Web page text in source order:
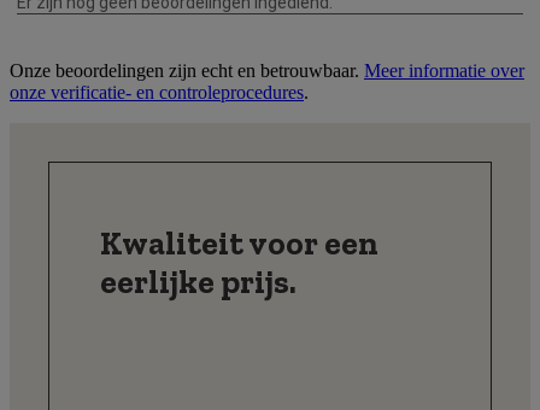
Onze beoordelingen zijn echt en betrouwbaar. Meer informatie over
onze verificatie- en controleprocedures.
Kwaliteit voor een
eerlijke prijs.